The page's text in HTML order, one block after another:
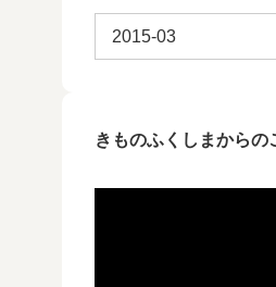
きものふくしまからの